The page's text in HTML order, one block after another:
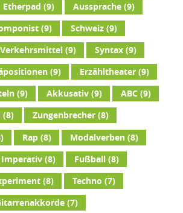
Etherpad (9) Aussprache(9)
(9) Schweiz(9)
Verkehrsmittel(9) Syntax(9)
(9) Erzähltheater(9)
(9) Akkusativ(9) ABC (9)
(8) Zungenbrecher(8)
Rap(8) Modalverben(8)
Imperativ(8) Fußball(8)
(8) Techno (7)
(7)